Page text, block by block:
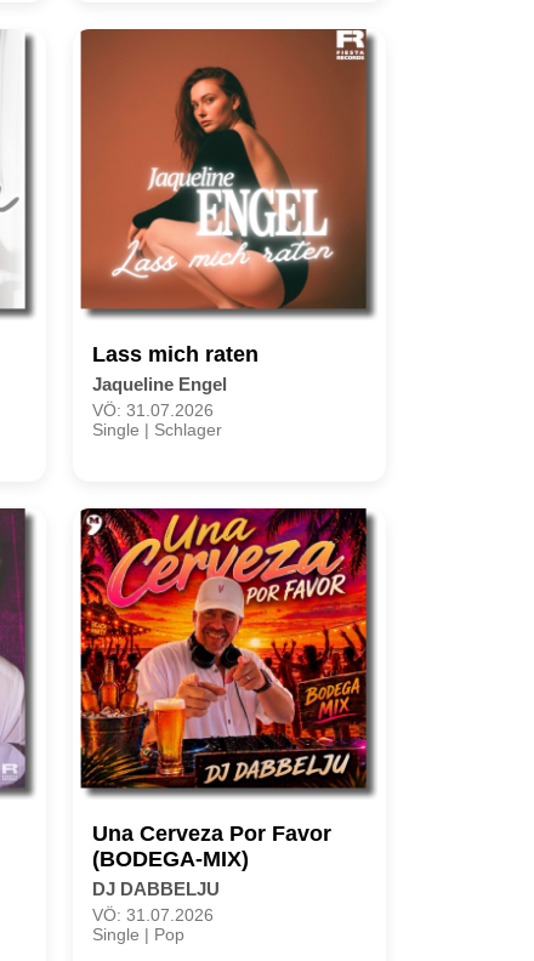
Lass mich raten
Jaqueline Engel
VÖ: 31.07.2026
Single | Schlager
Una Cerveza Por Favor
(BODEGA-MIX)
DJ DABBELJU
VÖ: 31.07.2026
Single | Pop